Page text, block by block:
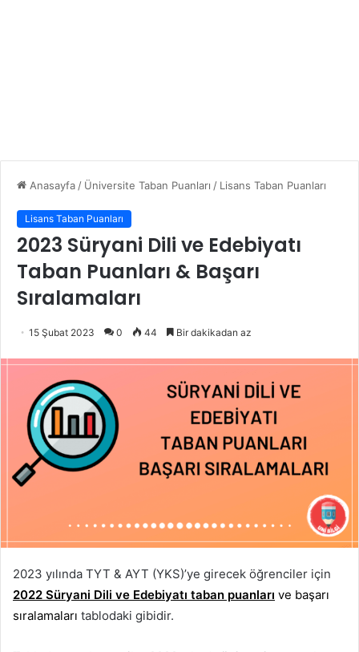
Anasayfa / Üniversite Taban Puanları / Lisans Taban Puanları
Lisans Taban Puanları
2023 Süryani Dili ve Edebiyatı
Taban Puanları & Başarı
Sıralamaları
15 Şubat 2023 0 44 Bir dakikadan az
2023 yılında TYT & AYT (YKS)’ye girecek öğrenciler için
2022 Süryani Dili ve Edebiyatı taban puanları ve başarı
sıralamaları tablodaki gibidir.